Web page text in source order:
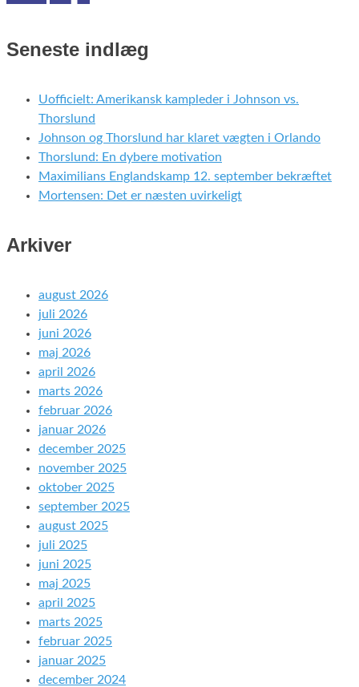
Seneste indlæg
Uofficielt: Amerikansk kampleder i Johnson vs.
Thorslund
Johnson og Thorslund har klaret vægten i Orlando
Thorslund: En dybere motivation
Maximilians Englandskamp 12. september bekræftet
Mortensen: Det er næsten uvirkeligt
Arkiver
august 2026
juli 2026
juni 2026
maj 2026
april 2026
marts 2026
februar 2026
januar 2026
december 2025
november 2025
oktober 2025
september 2025
august 2025
juli 2025
juni 2025
maj 2025
april 2025
marts 2025
februar 2025
januar 2025
december 2024